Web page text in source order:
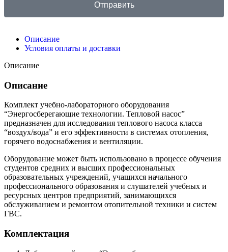
Отправить
Описание
Условия оплаты и доставки
Описание
Описание
Комплект учебно-лабораторного оборудования
“Энергосберегающие технологии. Тепловой насос”
предназначен для исследования теплового насоса класса
“воздух/вода” и его эффективности в системах отопления,
горячего водоснабжения и вентиляции.
Оборудование может быть использовано в процессе обучения
студентов средних и высших профессиональных
образовательных учреждений, учащихся начального
профессионального образования и слушателей учебных и
ресурсных центров предприятий, занимающихся
обслуживанием и ремонтом отопительной техники и систем
ГВС.
Комплектация